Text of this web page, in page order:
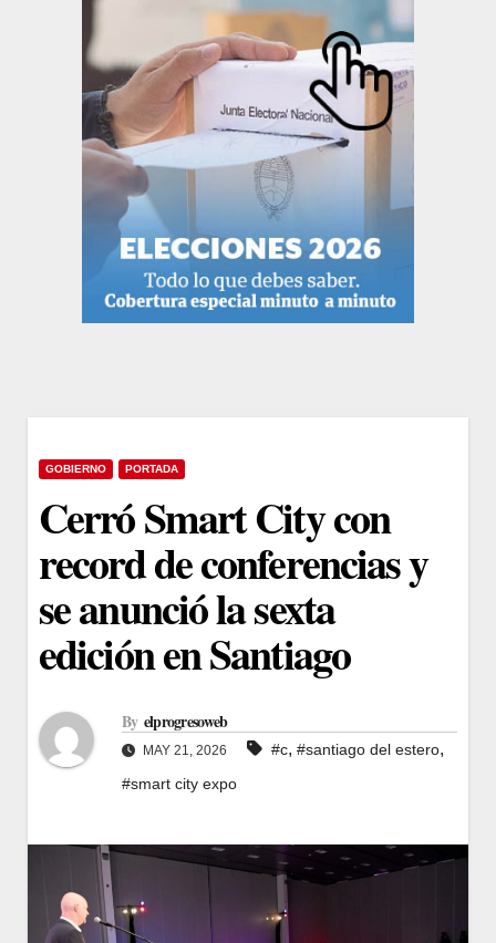
GOBIERNO PORTADA
Cerró Smart City con
record de conferencias y
se anunció la sexta
edición en Santiago
By elprogresoweb
MAY 21, 2026 #c, #santiago del estero,
#smart city expo